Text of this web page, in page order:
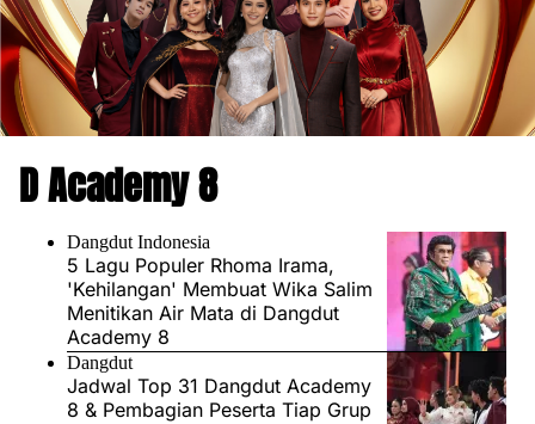
D Academy 8
Dangdut Indonesia
5 Lagu Populer Rhoma Irama,
'Kehilangan' Membuat Wika Salim
Menitikan Air Mata di Dangdut
Academy 8
Dangdut
Jadwal Top 31 Dangdut Academy
8 & Pembagian Peserta Tiap Grup